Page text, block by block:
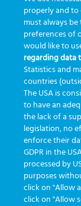
properly and to
must always
preferences of
would like to
regarding data
Statistics and
countries
The USA is
to have an
the lack of a
legislation, no
enforce their
GDPR in the
processed by
purposes
click on "Allow
click on "Allow